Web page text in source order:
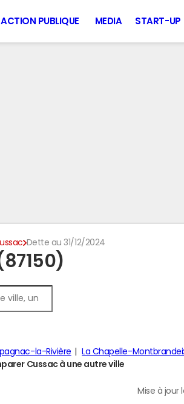
ACTION PUBLIQUE MEDIA START-UP
Dette au 31/12/2024
la-Rivière
La Chapelle-
Cussac à une autre ville
Mise à jour